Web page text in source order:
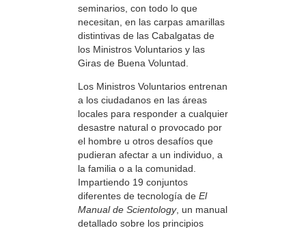
seminarios, con todo lo que
necesitan, en las carpas amarillas
distintivas de las Cabalgatas de
los Ministros Voluntarios y las
Giras de Buena Voluntad.
Los Ministros Voluntarios entrenan
a los ciudadanos en las áreas
locales para responder a cualquier
desastre natural o provocado por
el hombre u otros desafíos que
pudieran afectar a un individuo, a
la familia o a la comunidad.
Impartiendo 19 conjuntos
diferentes de tecnología de El
Manual de Scientology, un manual
detallado sobre los principios